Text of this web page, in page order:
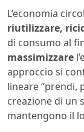
L’economia
riutilizzare,
di consumo al
massimizzare
approccio si
lineare “prendi,
creazione di un
mantengono il